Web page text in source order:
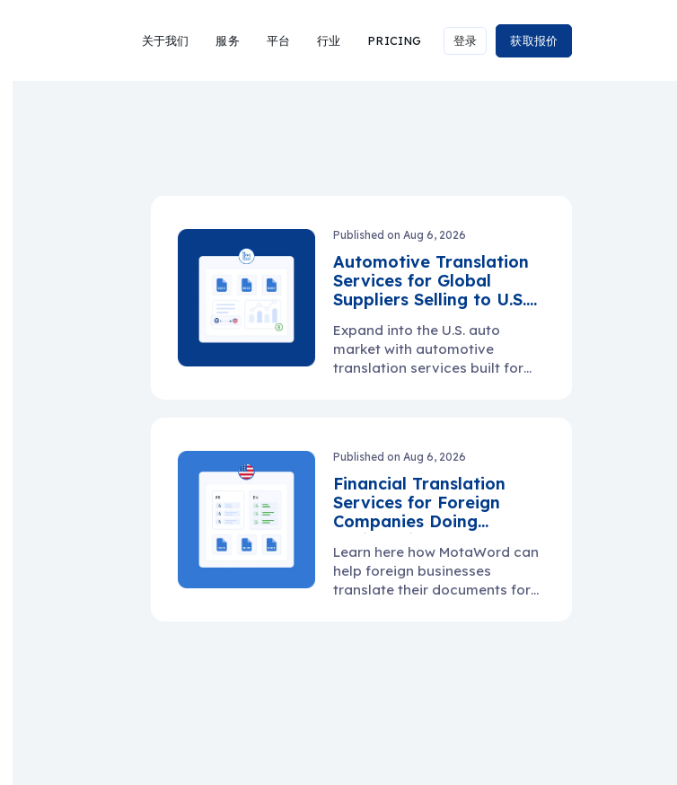
关于我们 服务 平台 行业 PRICING 登录 获取报价
Published on Aug 6, 2026
Automotive Translation
Services for Global
Suppliers Selling to U.S.
Expand into the U.S. auto
market with automotive
translation services built for
Published on Aug 6, 2026
Financial Translation
Services for Foreign
Companies Doing
Business in the U.S.
Learn here how MotaWord can
help foreign businesses
translate their documents for